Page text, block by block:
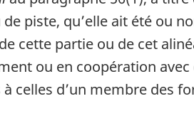
piste, qu’elle ait été ou
cette partie ou de cet
ou en coopération
celles d’un membre des